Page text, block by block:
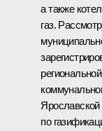
а также
газ.
Ярославской
по